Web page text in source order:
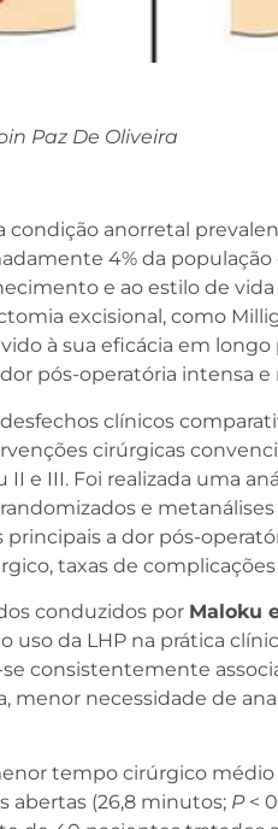
Paz De Oliveira
condição anorretal
4% da
e ao estilo de
excisional, como
à sua eficácia em longo
pós-operatória intensa e
clínicos
cirúrgicas
e III. Foi realizada uma
e
a dor pós-
taxas de
conduzidos por Maloku
uso da LHP na prática
consistentemente
menor necessidade de
tempo cirúrgico médio
abertas (26,8 minutos; P<